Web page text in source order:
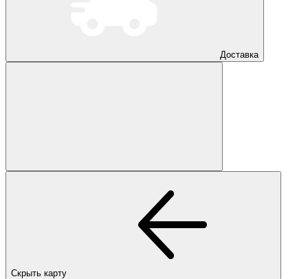
Доставка
Скрыть карту